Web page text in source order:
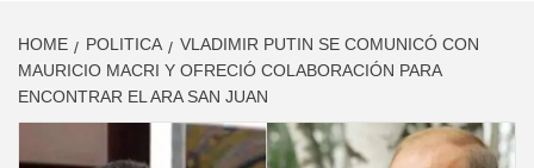
HOME POLITICA
VLADIMIR PUTIN SE COMUNICÓ CON
MAURICIO MACRI Y OFRECIÓ COLABORACIÓN PARA
ENCONTRAR EL ARA SAN JUAN